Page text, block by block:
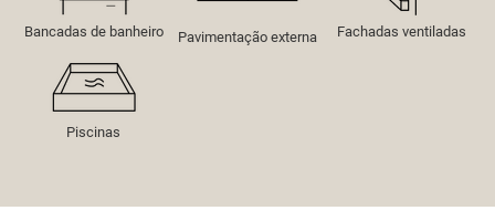
Bancadas de banheiro Pavimentação externa Fachadas ventiladas
Piscinas